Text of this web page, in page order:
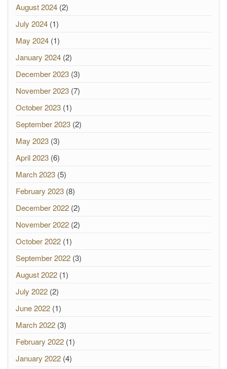
August 2024 (2)
July 2024 (1)
May 2024 (1)
January 2024 (2)
December 2023 (3)
November 2023 (7)
October 2023 (1)
September 2023 (2)
May 2023 (3)
April 2023 (6)
March 2023 (5)
February 2023 (8)
December 2022 (2)
November 2022 (2)
October 2022 (1)
September 2022 (3)
August 2022 (1)
July 2022 (2)
June 2022 (1)
March 2022 (3)
February 2022 (1)
January 2022 (4)